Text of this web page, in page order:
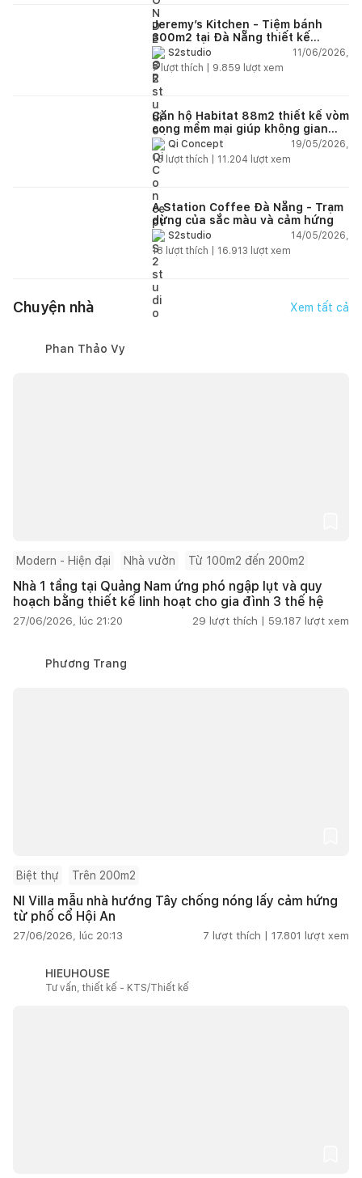
Jeremy’s Kitchen - Tiệm bánh
300m2 tại Đà Nẵng thiết kế
phong cách công nghiệp hiện đại
ngập tràn ánh sáng tự nhiên
S2studio
11/06/2026,
7lượt thích | 9.859 lượt xem
Căn hộ Habitat 88m2 thiết kế vòm
cong mềm mại giúp không gian
sống hiện đại trở nên ấm áp hơn
Qi Concept
19/05/2026,
15 lượt thích | 11.204 lượt xem
A Station Coffee Đà Nẵng - Trạm
dừng của sắc màu và cảm hứng
S2studio
14/05/2026,
18 lượt thích | 16.913 lượt xem
Chuyện nhà Xem tất cả
Phan Thảo Vy
Modern - Hiện đại Nhà vườn Từ 100m2 đến 200m2
Nhà 1 tầng tại Quảng Nam ứng phó ngập lụt và quy
hoạch bằng thiết kế linh hoạt cho gia đình 3 thế hệ
27/06/2026, lúc 21:20 29 lượt thích | 59.187 lượt xem
Phương Trang
Biệt thự Trên 200m2
NI Villa mẫu nhà hướng Tây chống nóng lấy cảm hứng
từ phố cổ Hội An
27/06/2026, lúc 20:13 7 lượt thích | 17.801 lượt xem
HIEUHOUSE
Tư vấn, thiết kế - KTS/Thiết kế